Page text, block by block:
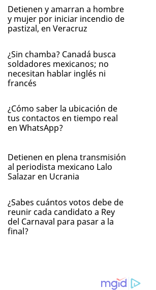
Detienen y amarran a hombre
y mujer por iniciar incendio de
pastizal, en Veracruz
¿Sin chamba? Canadá busca
soldadores mexicanos; no
necesitan hablar inglés ni
francés
¿Cómo saber la ubicación de
tus contactos en tiempo real
en WhatsApp?
Detienen en plena transmisión
al periodista mexicano Lalo
Salazar en Ucrania
¿Sabes cuántos votos debe de
reunir cada candidato a Rey
del Carnaval para pasar a la
final?